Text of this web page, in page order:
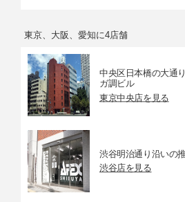
東京、大阪、愛知に4店舗
中央区日本橋の大通
ガ調ビル
東京中央店を見る
渋谷明治通り沿いの
渋谷店を見る